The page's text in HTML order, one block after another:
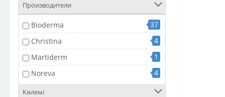
Производители
Bioderma
37
Christina
4
Martiderm
1
Noreva
4
Көлемі